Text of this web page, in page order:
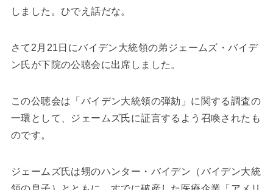
しました。ひでえ話だな。
さて2月21日にバイデン大統領の弟ジェームズ・バイデ
ン氏が下院の公聴会に出席しました。
この公聴会は「バイデン大統領の弾劾」に関する調査の
一環として、ジェームズ氏に証言するよう召喚されたも
のです。
ジェームズ氏は甥のハンター・バイデン（バイデン大統